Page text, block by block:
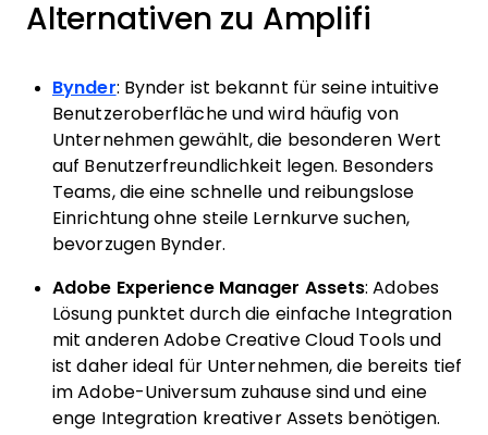
Alternativen zu Amplifi
Bynder: Bynder ist bekannt für seine intuitive
Benutzeroberfläche und wird häufig von
Unternehmen gewählt, die besonderen Wert
auf Benutzerfreundlichkeit legen. Besonders
Teams, die eine schnelle und reibungslose
Einrichtung ohne steile Lernkurve suchen,
bevorzugen Bynder.
Adobe Experience Manager Assets: Adobes
Lösung punktet durch die einfache Integration
mit anderen Adobe Creative Cloud Tools und
ist daher ideal für Unternehmen, die bereits tief
im Adobe-Universum zuhause sind und eine
enge Integration kreativer Assets benötigen.